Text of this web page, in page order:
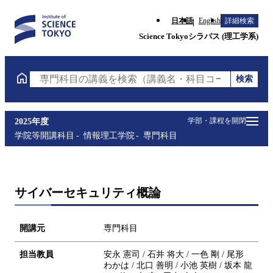
日本語 English 詳細検索
Science Tokyoシラバス (理工学系)
専門科目の講義を検索（講義名・科目コード・担当教
検索
学部・課程を開閉
2025年度
学院等開講科目
情報理工学院 専門科目
サイバーセキュリティ概論
開講元 専門科目
担当教員
安永 憲司 / 石井 将大 / 一色 剛 / 尾形
わかは / 北口 善明 / 小池 英樹 / 坂本 龍